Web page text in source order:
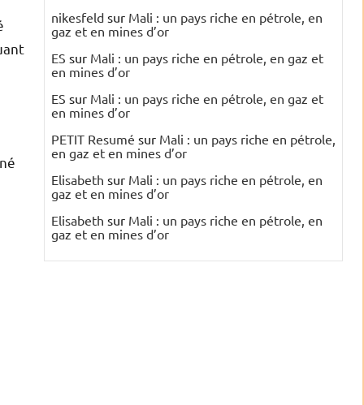
nikesfeld sur Mali : un pays riche en pétrole, en
gaz et en mines d’or
ES sur Mali : un pays riche en pétrole, en gaz et
en mines d’or
ES sur Mali : un pays riche en pétrole, en gaz et
en mines d’or
PETIT Resumé sur Mali : un pays riche en pétrole,
en gaz et en mines d’or
Elisabeth sur Mali : un pays riche en pétrole, en
gaz et en mines d’or
Elisabeth sur Mali : un pays riche en pétrole, en
gaz et en mines d’or